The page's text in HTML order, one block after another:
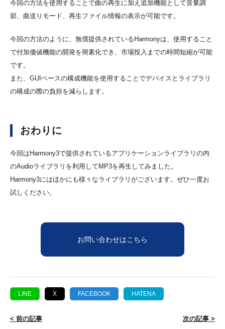
今回の方法を使用することで曲の再生に加え追加機能として音量調
節、曲送りモード、再生ファイル情報の表示が可能です。
今回の方法のように、無償提供されているHarmonyは、使用すること
で付加価値機能の開発を簡素化でき、市場投入までの時間短縮が可能
です。
また、GUIベースの構成機能を使用することでデバイスとライブラリ
の構成の際の負担を減らします。
おわりに
今回はHarmony3で提供されているアプリケーションライブラリの内
のAudioライブラリを利用してMP3を再生してみました。
Harmony3にはほかにも様々なライブラリがございます。ぜひ一度お
試しください。
お問い合わせはこちら
LINE X FACEBOOK HATENA
< 前の記事 次の記事 >